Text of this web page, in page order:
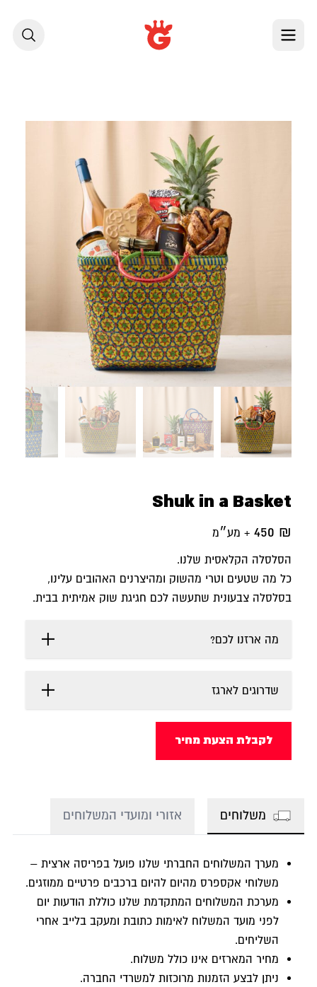
Shuk in a Basket
450 ₪ + מע״מ
הסלסלה הקלאסית שלנו.
כל מה שטעים וטרי מהשוק ומהיצרנים האהובים עלינו,
בסלסלה צבעונית שתעשה לכם חגיגת שוק אמיתית בבית.
מה ארזנו לכם?
שדרוגים לארגז
לקבלת הצעת מחיר
משלוחים אזורי ומועדי המשלוחים
מערך המשלוחים החברתי שלנו פועל בפריסה ארצית –
משלוחי אקספרס מהיום להיום ברכבים פרטיים ממוזגים.
מערכת המשלוחים המתקדמת שלנו כוללת הודעות יום
לפני מועד המשלוח לאימות כתובת ומעקב בלייב אחרי
השליחים.
מחיר המארזים אינו כולל משלוח.
ניתן לבצע הזמנות מרוכזות למשרדי החברה.